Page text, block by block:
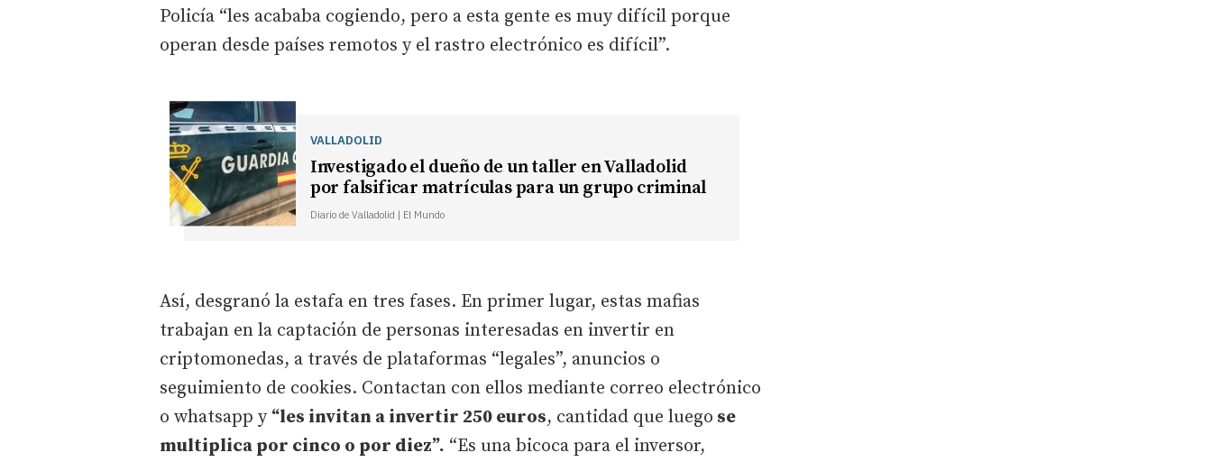
Policía “les acababa cogiendo, pero a esta gente es muy difícil porque
operan desde países remotos y el rastro electrónico es difícil”.
VALLADOLID
Investigado el dueño de un taller en Valladolid
por falsificar matrículas para un grupo criminal
Diario de Valladolid | El Mundo
Así, desgranó la estafa en tres fases. En primer lugar, estas mafias
trabajan en la captación de personas interesadas en invertir en
criptomonedas, a través de plataformas “legales”, anuncios o
seguimiento de cookies. Contactan con ellos mediante correo electrónico
o whatsapp y “les invitan a invertir 250 euros, cantidad que luego se
multiplica por cinco o por diez”. “Es una bicoca para el inversor,